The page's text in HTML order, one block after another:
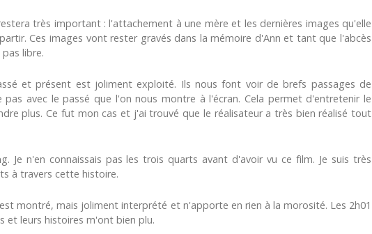
très important : l'attachement à une mère et les dernières images qu'elle
Ces images vont rester gravés dans la mémoire d'Ann et tant que l'abcès
libre.
et présent est joliment exploité. Ils nous font voir de brefs passages de
pas avec le passé que l'on nous montre à l'écran. Cela permet d'entretenir le
plus. Ce fut mon cas et j'ai trouvé que le réalisateur a très bien réalisé tout
Je n'en connaissais pas les trois quarts avant d'avoir vu ce film. Je suis très
à travers cette histoire.
montré, mais joliment interprété et n'apporte en rien à la morosité. Les 2h01
et leurs histoires m'ont bien plu.